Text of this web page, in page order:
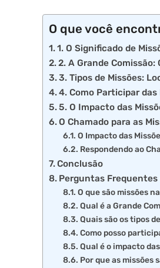
O que você
1. O Significado de
2. A Grande Comissão:
3. Tipos de Missões:
4. Como Participar das
5. O Impacto das
O Chamado para as
O Impacto das
Respondendo ao
Conclusão
Perguntas Frequentes
O que são missões
Qual é a Grande
Quais são os tipos
Como posso
Qual é o impacto
Por que as missões